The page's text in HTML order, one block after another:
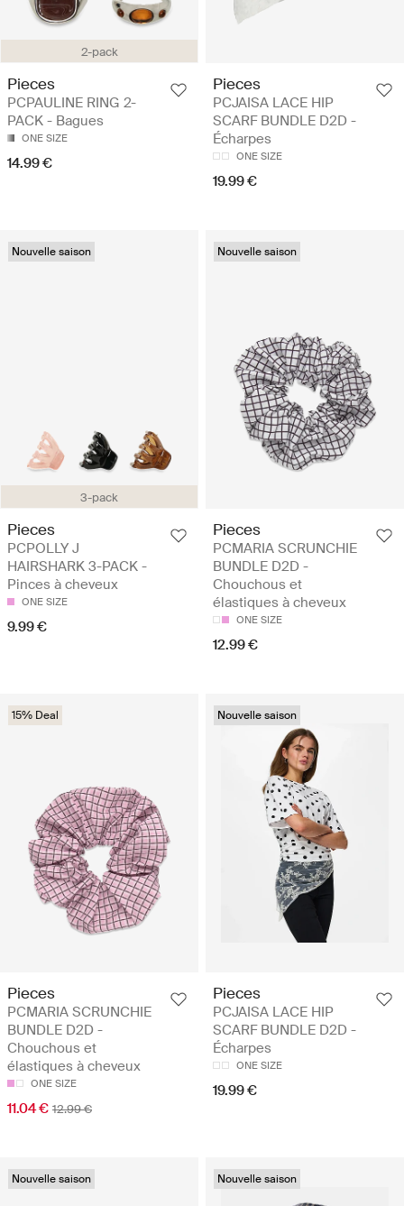
2-pack
Pieces
PCPAULINE RING 2-
PACK - Bagues
ONE SIZE
14.99 €
Pieces
PCJAISA LACE HIP
SCARF BUNDLE D2D -
Écharpes
ONE SIZE
19.99 €
3-pack
Nouvelle saison
Pieces
PCPOLLY J
HAIRSHARK 3-PACK -
Pinces à cheveux
ONE SIZE
9.99 €
Nouvelle saison
Pieces
PCMARIA SCRUNCHIE
BUNDLE D2D -
Chouchous et
élastiques à cheveux
ONE SIZE
12.99 €
15% Deal
Pieces
PCMARIA SCRUNCHIE
BUNDLE D2D -
Chouchous et
élastiques à cheveux
ONE SIZE
11.04 € 12.99 €
Nouvelle saison
Pieces
PCJAISA LACE HIP
SCARF BUNDLE D2D -
Écharpes
ONE SIZE
19.99 €
Nouvelle saison Nouvelle saison